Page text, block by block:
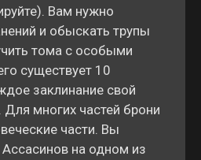
Вам нужно
и обыскать трупы
тома с особыми
существует 10
заклинание свой
Для многих частей брони
части. Вы
на одном из